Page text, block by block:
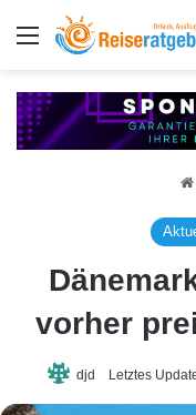
Menü
vorher
djd Letztes